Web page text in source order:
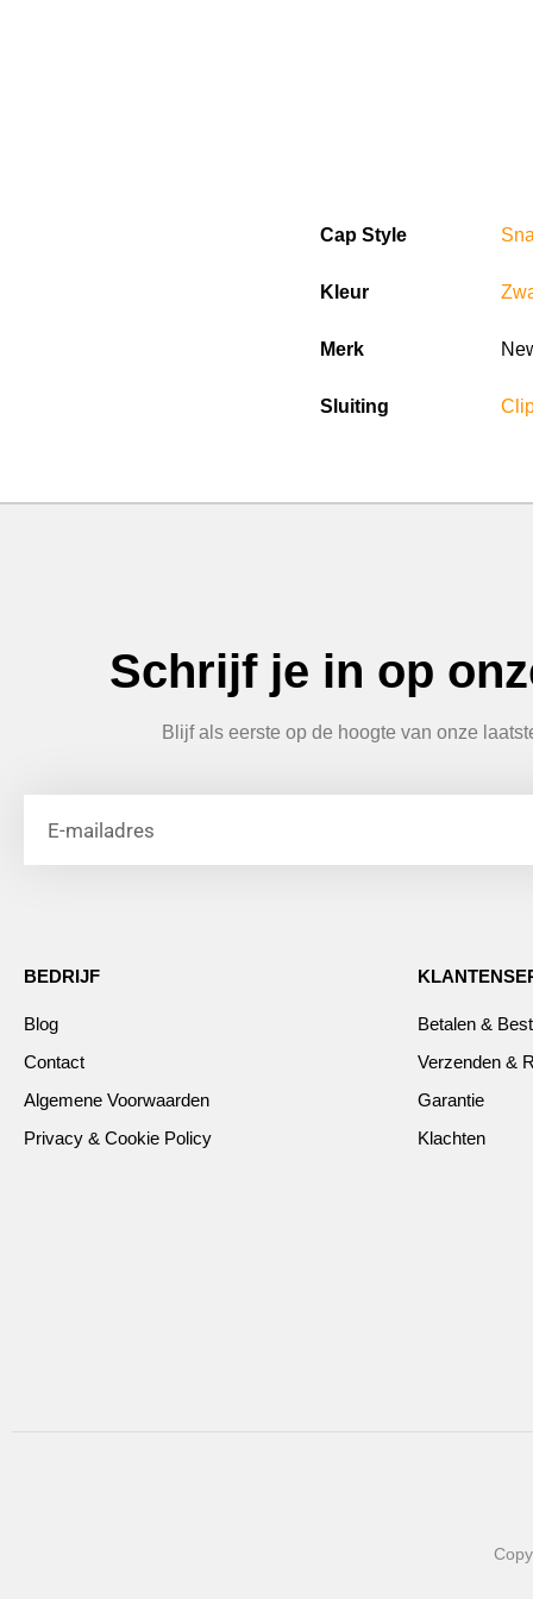
Cap Style
Kleur
Merk
Sluiting
Schrijf je in op
Blijf als eerste op de hoogte van onze
BEDRIJF
Blog
Contact
Algemene Voorwaarden
Privacy & Cookie Policy
Betalen &
Verzenden &
Garantie
Klachten